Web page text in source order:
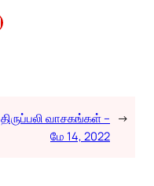
திருப்பலி வாசகங்கள் –
மே 14, 2022
→